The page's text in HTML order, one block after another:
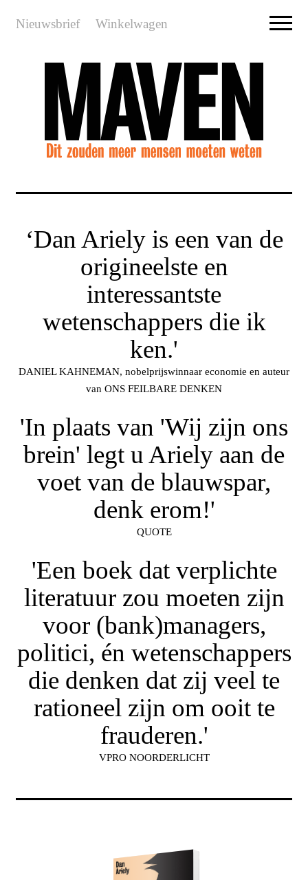
Nieuwsbrief Winkelwagen
‘Dan Ariely is een van de
origineelste en
interessantste
wetenschappers die ik
ken.'
DANIEL KAHNEMAN, nobelprijswinnaar economie en auteur
van ONS FEILBARE DENKEN
'In plaats van 'Wij zijn ons
brein' legt u Ariely aan de
voet van de blauwspar,
denk erom!'
QUOTE
'Een boek dat verplichte
literatuur zou moeten zijn
voor (bank)managers,
politici, én wetenschappers
die denken dat zij veel te
rationeel zijn om ooit te
frauderen.'
VPRO NOORDERLICHT